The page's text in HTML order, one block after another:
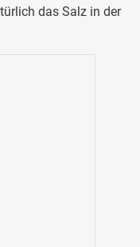
das Salz in der